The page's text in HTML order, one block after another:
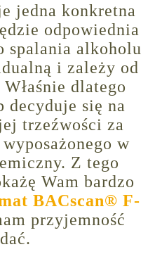
jedna konkretna
odpowiednia
spalania alkoholu
i zależy od
dlatego
decyduje się na
trzeźwości za
w
Z tego
Wam bardzo
BACscan® F-
przyjemność